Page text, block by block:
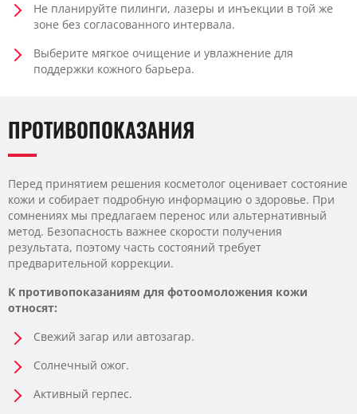
Не планируйте пилинги, лазеры и инъекции в той же
зоне без согласованного интервала.
Выберите мягкое очищение и увлажнение для
поддержки кожного барьера.
ПРОТИВОПОКАЗАНИЯ
Перед принятием решения косметолог оценивает состояние
кожи и собирает подробную информацию о здоровье. При
сомнениях мы предлагаем перенос или альтернативный
метод. Безопасность важнее скорости получения
результата, поэтому часть состояний требует
предварительной коррекции.
К противопоказаниям для фотоомоложения кожи
относят:
Свежий загар или автозагар.
Солнечный ожог.
Активный герпес.